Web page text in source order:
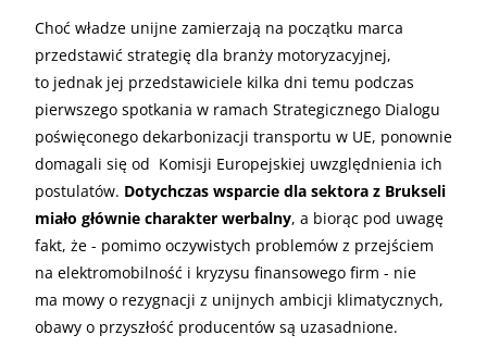
Choć władze unijne zamierzają na początku marca
przedstawić strategię dla branży motoryzacyjnej,
to jednak jej przedstawiciele kilka dni temu podczas
pierwszego spotkania w ramach Strategicznego Dialogu
poświęconego dekarbonizacji transportu w UE, ponownie
domagali się od Komisji Europejskiej uwzględnienia ich
postulatów. Dotychczas wsparcie dla sektora z Brukseli
miało głównie charakter werbalny, a biorąc pod uwagę
fakt, że - pomimo oczywistych problemów z przejściem
na elektromobilność i kryzysu finansowego firm - nie
ma mowy o rezygnacji z unijnych ambicji klimatycznych,
obawy o przyszłość producentów są uzasadnione.